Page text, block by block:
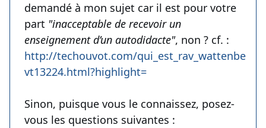
demandé à mon sujet car il est pour votre
part "inacceptable de recevoir un
enseignement d’un autodidacte", non ? cf. :
http://techouvot.com/qui_est_rav_wattenberg-
vt13224.html?highlight=
Sinon, puisque vous le connaissez, posez-
vous les questions suivantes :